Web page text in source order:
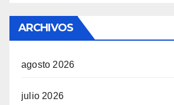
ARCHIVOS
agosto 2026
julio 2026